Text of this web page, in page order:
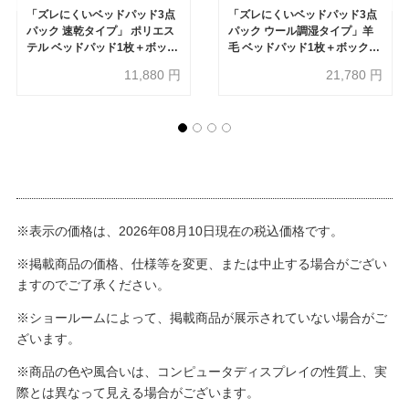
「ズレにくいベッドパッド3点
パック 速乾タイプ」 ポリエス
テル ベッドパッド1枚＋ボック
11,880 円
「ズレにくいベッドパッド3点
パック ウール調湿タイプ」羊
毛 ベッドパッド1枚＋ボックス
21,780 円
※表示の価格は、2026年08月10日現在の税込価格です。
※掲載商品の価格、仕様等を変更、または中止する場合がござい
ますのでご了承ください。
※ショールームによって、掲載商品が展示されていない場合がご
ざいます。
※商品の色や風合いは、コンピュータディスプレイの性質上、実
際とは異なって見える場合がございます。